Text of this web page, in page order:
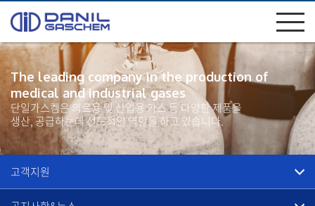
The leading company in the production of
medical and industrial gases
단일가스켐은 의료용 및 산업용 가스 등 다양한 제품을
생산, 공급하는데 선도적인 역할을 하고 있습니다.
고객지원